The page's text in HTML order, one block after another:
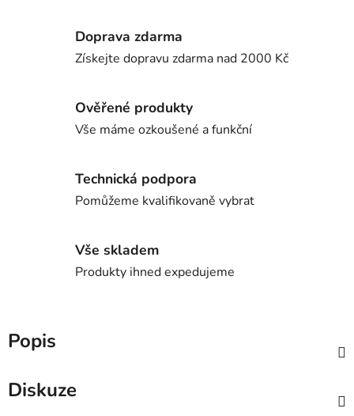
Doprava zdarma
Získejte dopravu zdarma nad 2000 Kč
Ověřené produkty
Vše máme ozkoušené a funkční
Technická podpora
Pomůžeme kvalifikovaně vybrat
Vše skladem
Produkty ihned expedujeme
Popis
Diskuze